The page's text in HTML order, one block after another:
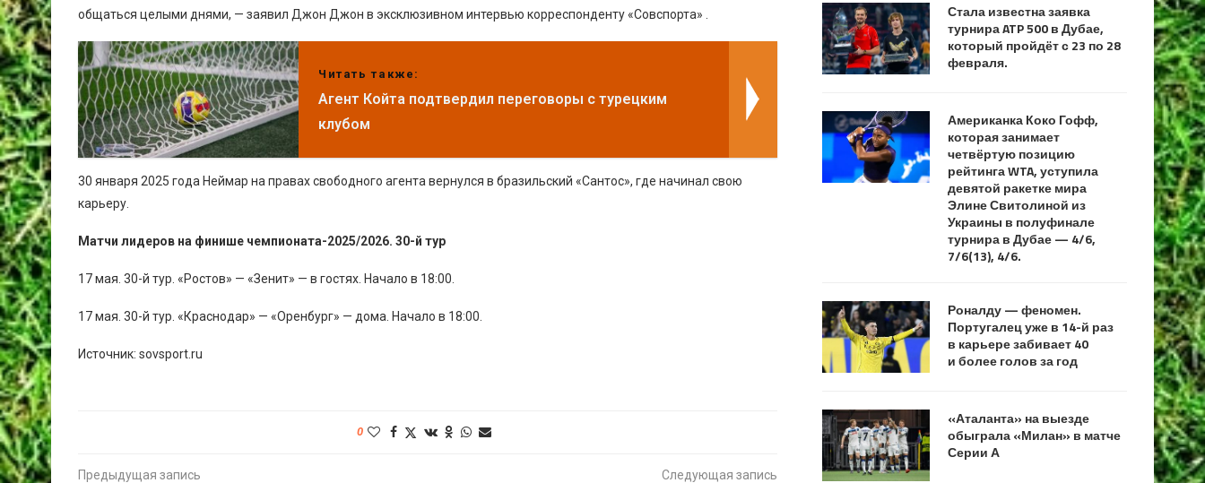
общаться целыми днями, — заявил Джон Джон в эксклюзивном интервью корреспонденту «Совспорта» .
Читать также:
Агент Койта подтвердил переговоры с турецким
клубом
30 января 2025 года Неймар на правах свободного агента вернулся в бразильский «Сантос», где начинал свою
карьеру.
Матчи лидеров на финише чемпионата-2025/2026. 30-й тур
17 мая. 30-й тур. «Ростов» — «Зенит» — в гостях. Начало в 18:00.
17 мая. 30-й тур. «Краснодар» — «Оренбург» — дома. Начало в 18:00.
Источник: sovsport.ru
0
Предыдущая запись Следующая запись
Стала известна заявка
турнира ATP 500 в Дубае,
который пройдёт с 23 по 28
февраля.
Американка Коко Гофф,
которая занимает
четвёртую позицию
рейтинга WTA, уступила
девятой ракетке мира
Элине Свитолиной из
Украины в полуфинале
турнира в Дубае — 4/6,
7/6(13), 4/6.
Роналду — феномен.
Португалец уже в 14-й раз
в карьере забивает 40
и более голов за год
«Аталанта» на выезде
обыграла «Милан» в матче
Серии А